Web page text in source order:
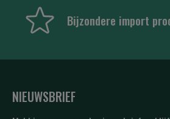
Bijzondere import
NIEUWSBRIEF